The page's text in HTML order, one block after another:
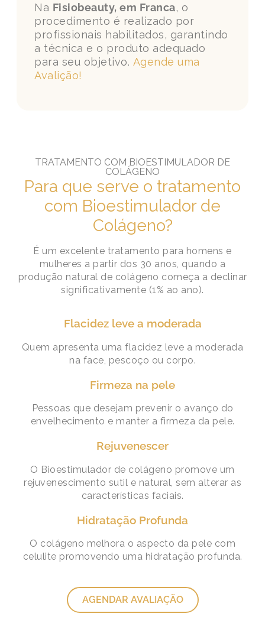
Na Fisiobeauty, em Franca, o
procedimento é realizado por
profissionais habilitados, garantindo
a técnica e o produto adequado
para seu objetivo. Agende uma
Avalição!
TRATAMENTO COM BIOESTIMULADOR DE
COLÁGENO
Para que serve o tratamento
com Bioestimulador de
Colágeno?
É um excelente tratamento para homens e
mulheres a partir dos 30 anos, quando a
produção natural de colágeno começa a declinar
significativamente (1% ao ano).
Flacidez leve a moderada
Quem apresenta uma flacidez leve a moderada
na face, pescoço ou corpo.
Firmeza na pele
Pessoas que desejam prevenir o avanço do
envelhecimento e manter a firmeza da pele.
Rejuvenescer
O Bioestimulador de colágeno promove um
rejuvenescimento sutil e natural, sem alterar as
características faciais.
Hidratação Profunda
O colágeno melhora o aspecto da pele com
celulite promovendo uma hidratação profunda.
AGENDAR AVALIAÇÃO